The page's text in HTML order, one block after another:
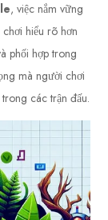
, việc nắm vững
hiểu rõ hơn
phối hợp trong
mà người chơi
các trận đấu.